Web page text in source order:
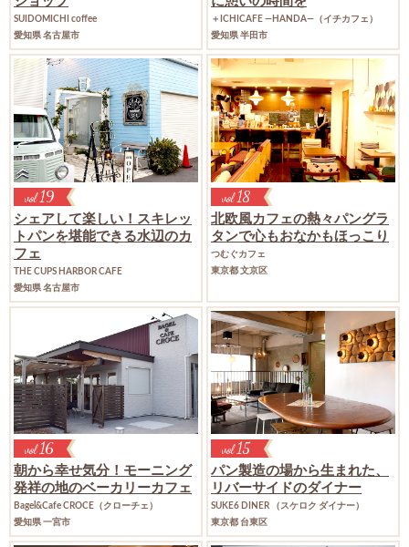
SUIDOMICHI coffee
愛知県 名古屋市
＋ICHICAFE ―HANDA―（イチカフェ）
愛知県 半田市
vol 19
シェアして楽しい！スキレッ
トパンを堪能できる水辺のカ
フェ
THE CUPS HARBOR CAFE
愛知県 名古屋市
vol 18
北欧風カフェの熱々パングラ
タンで心もおなかもほっこり
つむぐカフェ
東京都 文京区
vol 16
朝から幸せ気分！ モーニング
発祥の地のベーカリーカフェ
Bagel&Cafe CROCE（クローチェ）
愛知県 一宮市
vol 15
パン製造の場から生まれた、
リバーサイドのダイナー
SUKE6 DINER （スケロク ダイナー）
東京都 台東区